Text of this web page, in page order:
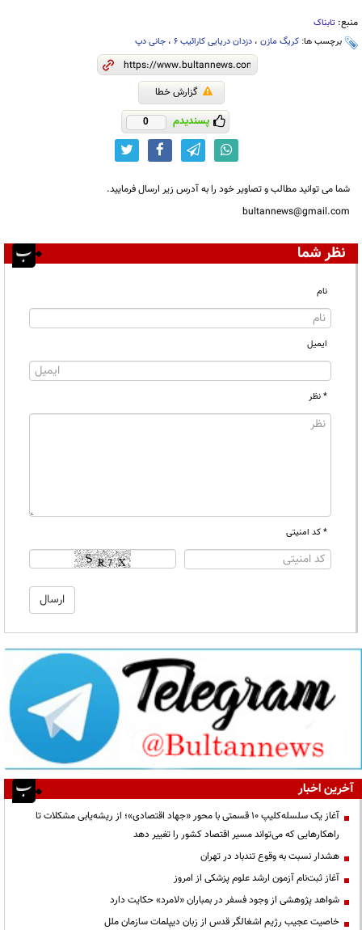
منبع: تابناک
برچسب ها: کریگ مازن ، دزدان دریایی کارائیب 6 ، جانی دپ
گزارش خطا
پسندیدم 0
شما می توانید مطالب و تصاویر خود را به آدرس زیر ارسال فرمایید.
bultannews@gmail.com
نظر شما
نام
ایمیل
* نظر
* کد امنیتی
آخرین اخبار
آغاز یک سلسله‌کلیپ ۱۰ قسمتی با محور «جهاد اقتصادی»؛ از ریشه‌یابی مشکلات تا
راهکارهایی که می‌تواند مسیر اقتصاد کشور را تغییر دهد
هشدار نسبت به وقوع تندباد در تهران
آغاز ثبت‌نام آزمون ارشد علوم پزشکی از امروز
شواهد پژوهشی از وجود فسفر در بمباران «لامرد» حکایت دارد
خاصیت عجیب رژیم اشغالگر قدس از زبان دیپلمات سازمان ملل